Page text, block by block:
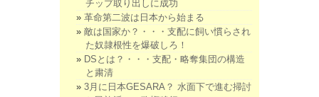
チップ取り出しに成功
革命第二波は日本から始まる
敵は国家か？・・・支配に飼い慣らされ
た奴隷根性を爆破しろ！
DSとは？・・・支配・略奪集団の構造
と粛清
3月に日本GESARA？ 水面下で進む掃討